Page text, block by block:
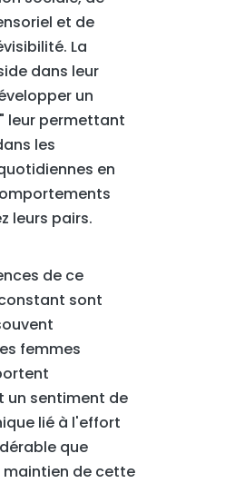
et de
La
dans leur
un
leur permettant
les
en
leurs pairs.
de ce
sont
femmes
un sentiment de
lié à l'effort
que
maintien de cette